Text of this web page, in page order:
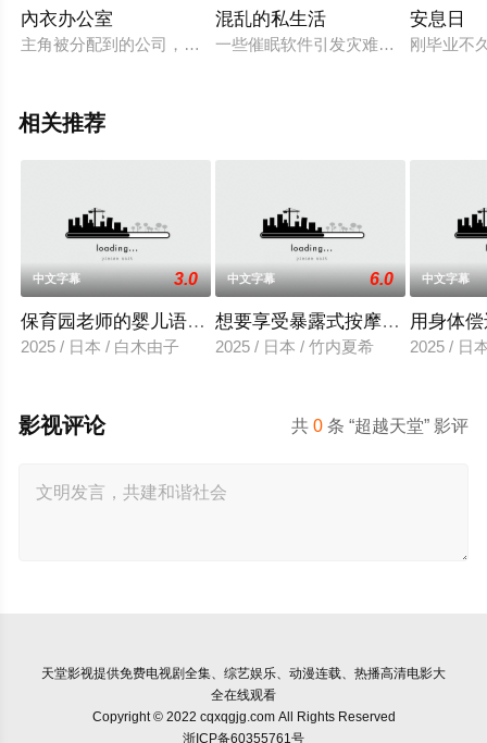
內衣办公室
主角被分配到的公司，是依仗着超群的营业能力和卓越的技术
混乱的私生活
一些催眠软件引发灾难。让任何人看
安息日
刚毕业不
相关推荐
中文字幕 3.0
保育园老师的婴儿语让人超兴奋
2025 / 日本 / 白木由子
中文字幕 6.0
想要享受暴露式按摩的已婚女子
2025 / 日本 / 竹内夏希
中文字幕
用身体
2025 / 日
共0 条 “超越天堂” 影评
影视评论
天堂影视提供免费电视剧全集、综艺娱乐、动漫连载、热播高清电影大
全在线观看
Copyright © 2022 cqxqgjg.com All Rights Reserved
浙ICP备60355761号